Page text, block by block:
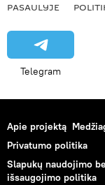
PASAULYJE
Telegram
Apie projektą
Privatumo politika
Slapukų naudojimo
išsaugojimo politika